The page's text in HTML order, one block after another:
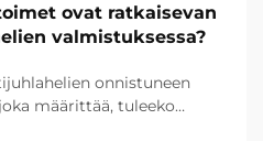
ovat ratkaisevan
valmistuksessa?
onnistuneen
määrittää, tuleeko